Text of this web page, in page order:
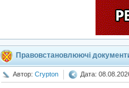
Правовстановлюючі
Автор: Crypton Дата: